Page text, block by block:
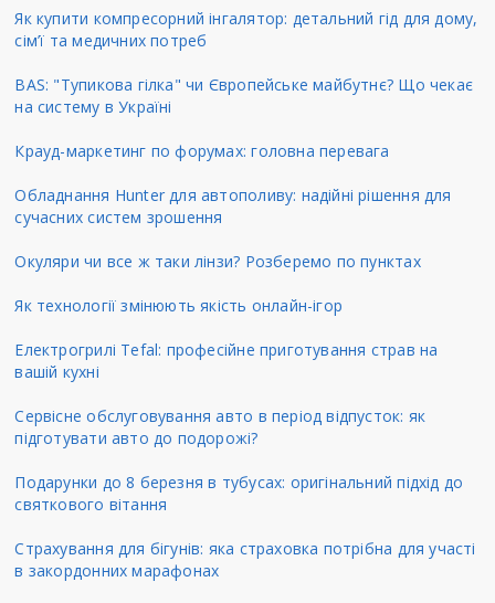
Як купити компресорний інгалятор: детальний гід для дому,
сім’ї та медичних потреб
BAS: "Тупикова гілка" чи Європейське майбутнє? Що чекає
на систему в Україні
Крауд-маркетинг по форумах: головна перевага
Обладнання Hunter для автополиву: надійні рішення для
сучасних систем зрошення
Окуляри чи все ж таки лінзи? Розберемо по пунктах
Як технології змінюють якість онлайн-ігор
Електрогрилі Tefal: професійне приготування страв на
вашій кухні
Сервісне обслуговування авто в період відпусток: як
підготувати авто до подорожі?
Подарунки до 8 березня в тубусах: оригінальний підхід до
святкового вітання
Страхування для бігунів: яка страховка потрібна для участі
в закордонних марафонах